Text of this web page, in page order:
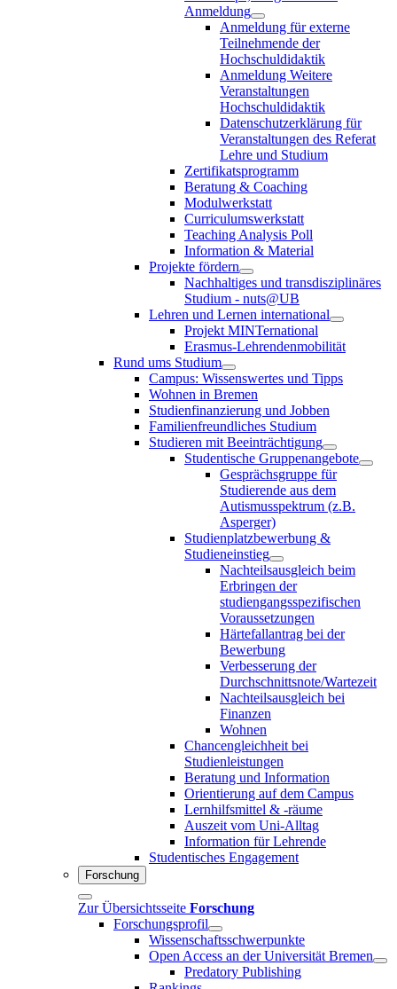
Anmeldung
Anmeldung für externe
Teilnehmende der
Hochschuldidaktik
Anmeldung Weitere
Veranstaltungen
Hochschuldidaktik
Datenschutzerklärung für
Veranstaltungen des Referat
Lehre und Studium
Zertifikatsprogramm
Beratung & Coaching
Modulwerkstatt
Curriculumswerkstatt
Teaching Analysis Poll
Information & Material
Projekte fördern
Nachhaltiges und transdisziplinäres
Studium - nuts@UB
Lehren und Lernen international
Projekt MINTernational
Erasmus-Lehrendenmobilität
Rund ums Studium
Campus: Wissenswertes und Tipps
Wohnen in Bremen
Studienfinanzierung und Jobben
Familienfreundliches Studium
Studieren mit Beeinträchtigung
Studentische Gruppenangebote
Gesprächsgruppe für
Studierende aus dem
Autismusspektrum (z.B.
Asperger)
Studienplatzbewerbung &
Studieneinstieg
Nachteilsausgleich beim
Erbringen der
studiengangsspezifischen
Voraussetzungen
Härtefallantrag bei der
Bewerbung
Verbesserung der
Durchschnittsnote/Wartezeit
Nachteilsausgleich bei
Finanzen
Wohnen
Chancengleichheit bei
Studienleistungen
Beratung und Information
Orientierung auf dem Campus
Lernhilfsmittel & -räume
Auszeit vom Uni-Alltag
Information für Lehrende
Studentisches Engagement
Forschung
Zur Übersichtsseite Forschung
Forschungsprofil
Wissenschaftsschwerpunkte
Open Access an der Universität Bremen
Predatory Publishing